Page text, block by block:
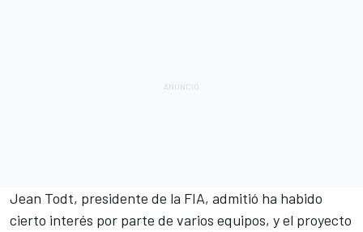
Jean Todt, presidente de la FIA, admitió ha habido
cierto interés por parte de varios equipos, y el proyecto